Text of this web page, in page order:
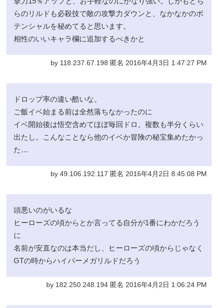
らのリルドも必殺技で敵の攻撃力ダウンと、なかなかのポ
テンシャルを秘めてると思います。
相性のいいキャラ欄に追加するべきかと
by 118.237.67.198 匿名 2016年4月3日 1:47:27 PM
ドロップ率の違い酷いな。
ご飯イベ始まる前は全然落ちなかったのに
イベ開始後は悟空含めてほぼ毎回ドロ。複数も半分くらい
出たし。こんなことなら他のイベか冒険の秘宝集めたかっ
た…
by 49.106.192.117 匿名 2016年4月2日 8:45:08 PM
頭悪いのがいるな
ヒーローズの頃からとか言ってる自分が1番にわかだろう
に
名前が安直なのは本当だし、ヒーローズの頃からじゃなく
GTの時からハイパーメガリルドだろう
by 182.250.248.194 匿名 2016年4月2日 1:06:24 PM